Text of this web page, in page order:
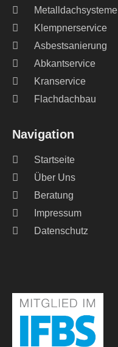
Navigation
Startseite
Über Uns
Beratung
Impressum
Datenschutz
Metalldachsysteme
Klempnerservice
Asbestsanierung
Abkantservice
Kranservice
Flachdachbau